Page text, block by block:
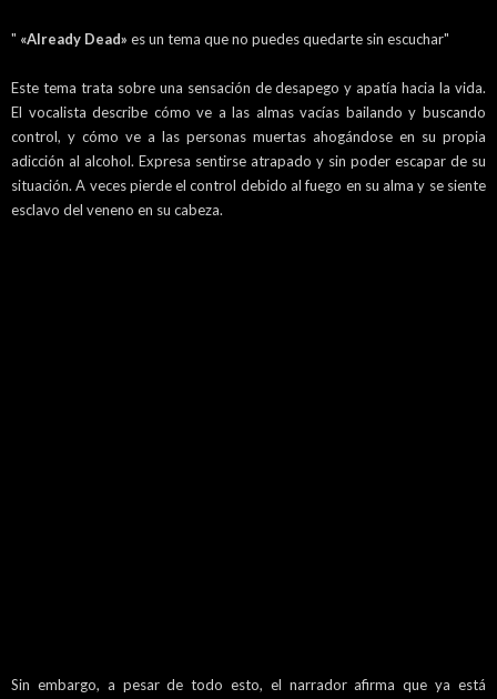
" «Already Dead» es un tema que no puedes quedarte sin escuchar"
Este tema trata sobre una sensación de desapego y apatía hacia la vida.
El vocalista describe cómo ve a las almas vacías bailando y buscando
control, y cómo ve a las personas muertas ahogándose en su propia
adicción al alcohol. Expresa sentirse atrapado y sin poder escapar de su
situación. A veces pierde el control debido al fuego en su alma y se siente
esclavo del veneno en su cabeza.
Sin embargo, a pesar de todo esto, el narrador afirma que ya está